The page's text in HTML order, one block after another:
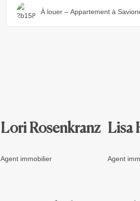
À louer – Appartement à Savioney View,
Lori Rosenkranz
Agent immobilier
Lisa
Agent